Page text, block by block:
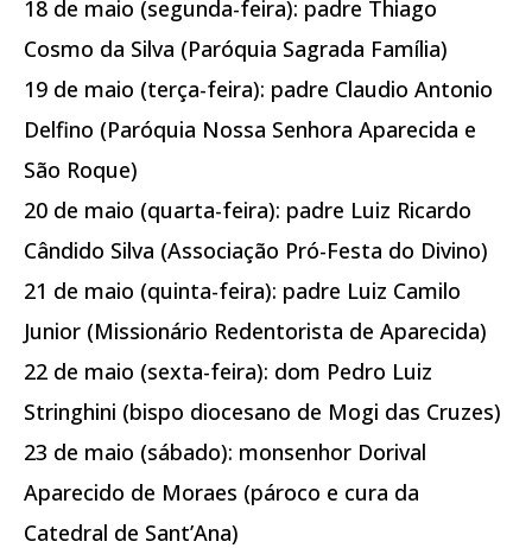
18 de maio (segunda-feira): padre Thiago
Cosmo da Silva (Paróquia Sagrada Família)
19 de maio (terça-feira): padre Claudio Antonio
Delfino (Paróquia Nossa Senhora Aparecida e
São Roque)
20 de maio (quarta-feira): padre Luiz Ricardo
Cândido Silva (Associação Pró-Festa do Divino)
21 de maio (quinta-feira): padre Luiz Camilo
Junior (Missionário Redentorista de Aparecida)
22 de maio (sexta-feira): dom Pedro Luiz
Stringhini (bispo diocesano de Mogi das Cruzes)
23 de maio (sábado): monsenhor Dorival
Aparecido de Moraes (pároco e cura da
Catedral de Sant’Ana)